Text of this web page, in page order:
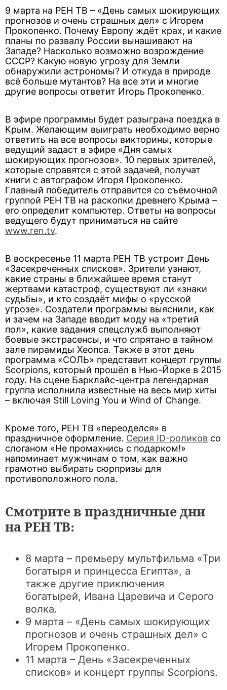
9 марта на РЕН ТВ – «День самых шокирующих
прогнозов и очень страшных дел» с Игорем
Прокопенко. Почему Европу ждёт крах, и какие
планы по развалу России вынашивают на
Западе? Насколько возможно возрождение
СССР? Какую новую угрозу для Земли
обнаружили астрономы? И откуда в природе
всё больше мутантов? На все эти и многие
другие вопросы ответит Игорь Прокопенко.
В эфире программы будет разыграна поездка в
Крым. Желающим выиграть необходимо верно
ответить на все вопросы викторины, которые
ведущий задаст в эфире «Дня самых
шокирующих прогнозов». 10 первых зрителей,
которые справятся с этой задачей, получат
книги с автографом Игоря Прокопенко.
Главный победитель отправится со съёмочной
группой РЕН ТВ на раскопки древнего Крыма –
его определит компьютер. Ответы на вопросы
ведущего будут приниматься на сайте
www.ren.tv.
В воскресенье 11 марта РЕН ТВ устроит День
«Засекреченных списков». Зрители узнают,
какие страны в ближайшее время станут
жертвами катастроф, существуют ли «знаки
судьбы», и кто создаёт мифы о «русской
угрозе». Создатели программы выяснили, как
и зачем на Западе вводит моду на «третий
пол», какие задания спецслужб выполняют
боевые экстрасенсы, и что спрятано в тайном
зале пирамиды Хеопса. Также в этот день
программа «СОЛЬ» представит концерт группы
Scorpions, который прошёл в Нью-Йорке в 2015
году. На сцене Барклайс-центра легендарная
группа исполнила известные на весь мир хиты
– включая Still Loving You и Wind of Change.
Кроме того, РЕН ТВ «переоделся» в
праздничное оформление. Серия ID-роликов со
слоганом «Не промахнись с подарком!»
напоминает мужчинам о том, как важно
грамотно выбирать сюрпризы для
противоположного пола.
Смотрите в праздничные дни
на РЕН ТВ:
8 марта – премьеру мультфильма «Три
богатыря и принцесса Египта», а
также другие приключения
богатырей, Ивана Царевича и Серого
волка.
9 марта – «День самых шокирующих
прогнозов и очень страшных дел» с
Игорем Прокопенко.
11 марта – День «Засекреченных
списков» и концерт группы Scorpions.